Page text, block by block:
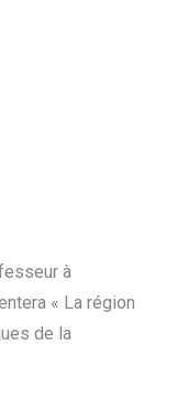
à
« La région
de la